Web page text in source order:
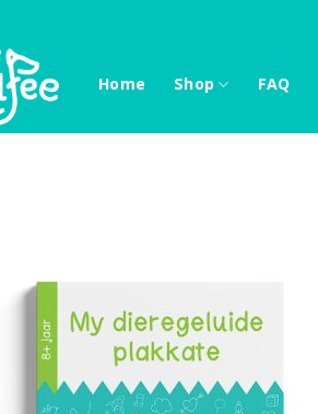
Home Shop FAQ